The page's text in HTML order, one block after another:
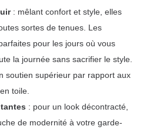
: mêlant confort et style, elles
sortes de tenues. Les
pour les jours où vous
la journée sans sacrifier le style.
soutien supérieur par rapport aux
toile.
: pour un look décontracté,
de modernité à votre garde-